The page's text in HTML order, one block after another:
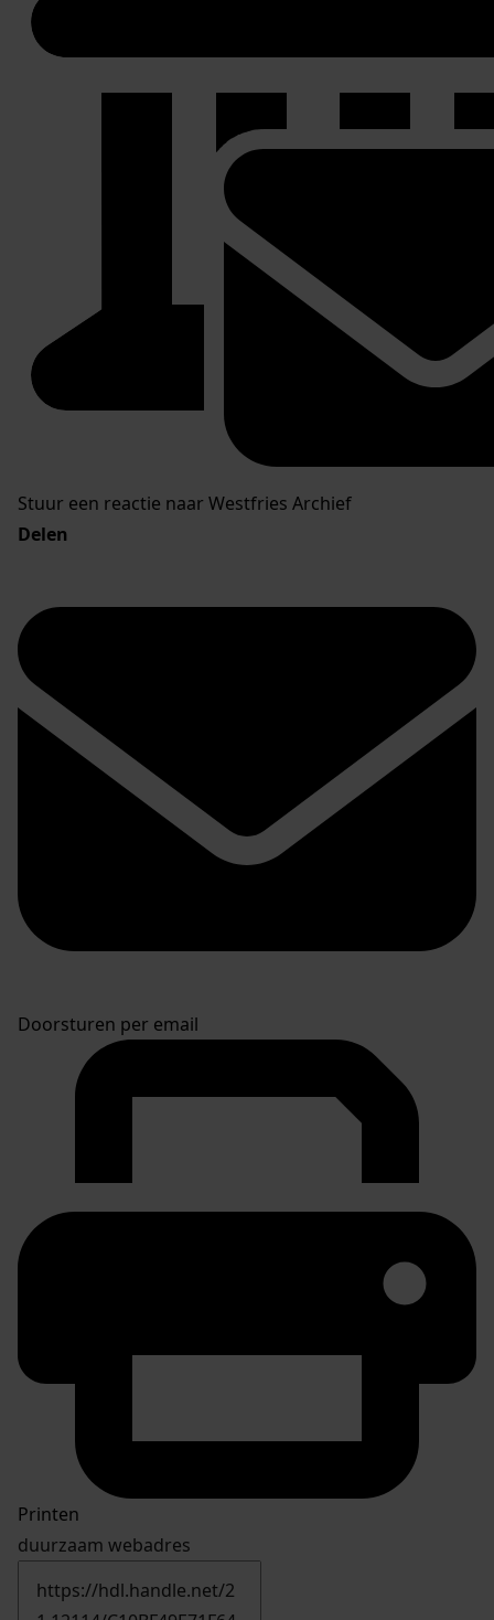
Stuur een reactie naar Westfries Archief
Delen
Doorsturen per email
Printen
duurzaam webadres